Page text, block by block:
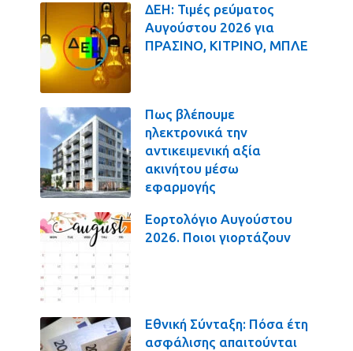
ΔΕΗ: Τιμές ρεύματος
Αυγούστου 2026 για
ΠΡΑΣΙΝΟ, ΚΙΤΡΙΝΟ, ΜΠΛΕ
Πως βλέπουμε
ηλεκτρονικά την
αντικειμενική αξία
ακινήτου μέσω
εφαρμογής
Εορτολόγιο Αυγούστου
2026. Ποιοι γιορτάζουν
Εθνική Σύνταξη: Πόσα έτη
ασφάλισης απαιτούνται